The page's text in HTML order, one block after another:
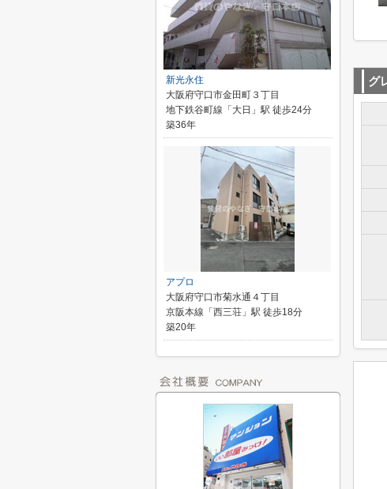
グ
新光永住
大阪府守口市金田町３丁目
地下鉄谷町線「大日」駅 徒歩24分
築36年
アプロ
大阪府守口市菊水通４丁目
京阪本線「西三荘」駅 徒歩18分
築20年